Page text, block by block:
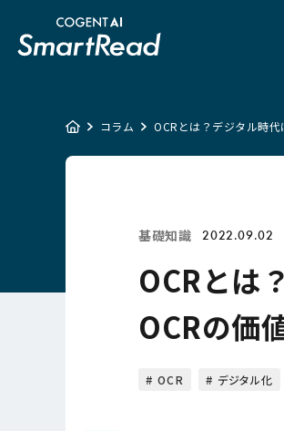
コラム OCRとは？デジタル時
基礎知識 2022.09.02
OCRとは
OCRの価
OCR デジタル化